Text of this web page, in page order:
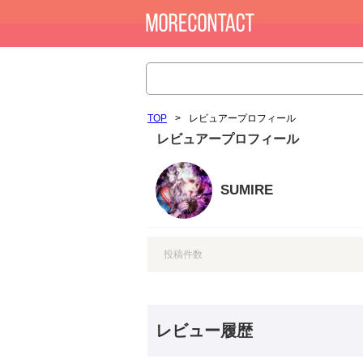
TOP > レビュアープロフィール
レビュアープロフィール
SUMIRE
投稿件数
レビュー履歴